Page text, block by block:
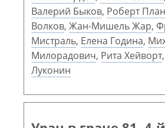
Валерий Быков, Роберт
Волков, Жан-Мишель Жар,
Мистраль, Елена Година,
Милорадович, Рита Хейворт,
Луконин